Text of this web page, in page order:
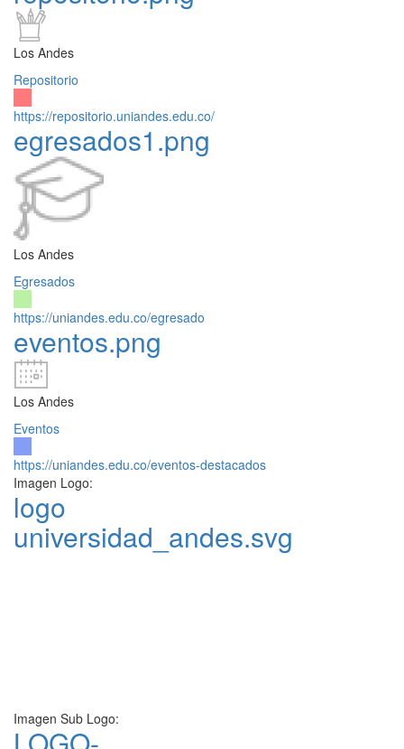
Los Andes
Repositorio
https://repositorio.uniandes.edu.co/
egresados1.png
Los Andes
Egresados
https://uniandes.edu.co/egresado
eventos.png
Los Andes
Eventos
https://uniandes.edu.co/eventos-destacados
Imagen Logo:
logo
universidad_andes.svg
Imagen Sub Logo: